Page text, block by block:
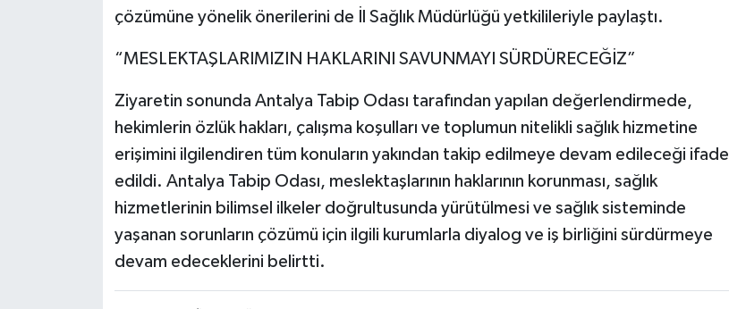
çözümüne yönelik önerilerini de İl Sağlık Müdürlüğü yetkilileriyle paylaştı.
“MESLEKTAŞLARIMIZIN HAKLARINI SAVUNMAYI SÜRDÜRECEĞİZ”
Ziyaretin sonunda Antalya Tabip Odası tarafından yapılan değerlendirmede,
hekimlerin özlük hakları, çalışma koşulları ve toplumun nitelikli sağlık hizmetine
erişimini ilgilendiren tüm konuların yakından takip edilmeye devam edileceği ifade
edildi. Antalya Tabip Odası, meslektaşlarının haklarının korunması, sağlık
hizmetlerinin bilimsel ilkeler doğrultusunda yürütülmesi ve sağlık sisteminde
yaşanan sorunların çözümü için ilgili kurumlarla diyalog ve iş birliğini sürdürmeye
devam edeceklerini belirtti.